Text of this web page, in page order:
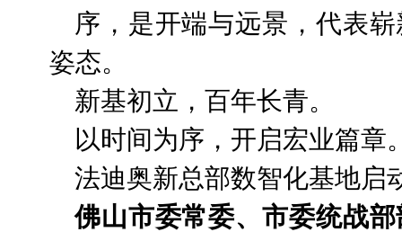
序，是开端与远景，代表
姿态。
新基初立，百年长青。
以时间为序，开启宏业篇章
法迪奥新总部数智化基地启
佛山市委常委、市委统战